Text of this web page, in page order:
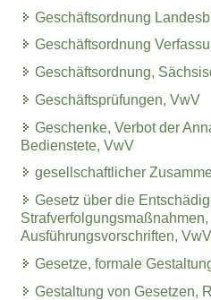
Geschäftsordnung
Geschäftsordnung
Geschäftsordnung,
Geschäftsprüfungen, VwV
Geschenke, Verbot der
Bedienstete, VwV
gesellschaftlicher
Gesetz über die
Strafverfolgungsmaßnahmen,
Ausführungsvorschriften, VwV
Gesetze, formale
Gestaltung von Gesetzen,